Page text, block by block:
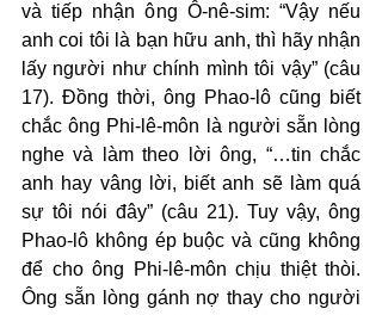
và tiếp nhận ông Ô-nê-sim: “Vậy nếu
anh coi tôi là bạn hữu anh, thì hãy nhận
lấy người như chính mình tôi vậy” (câu
17). Đồng thời, ông Phao-lô cũng biết
chắc ông Phi-lê-môn là người sẵn lòng
nghe và làm theo lời ông, “…tin chắc
anh hay vâng lời, biết anh sẽ làm quá
sự tôi nói đây” (câu 21). Tuy vậy, ông
Phao-lô không ép buộc và cũng không
để cho ông Phi-lê-môn chịu thiệt thòi.
Ông sẵn lòng gánh nợ thay cho người